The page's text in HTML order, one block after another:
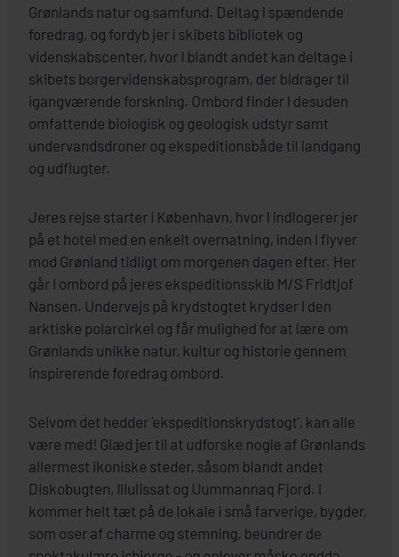
Grønlands natur og samfund. Deltag i spændende
foredrag, og fordyb jer i skibets bibliotek og
videnskabscenter, hvor I blandt andet kan deltage i
skibets borgervidenskabsprogram, der bidrager til
igangværende forskning. Ombord finder I desuden
omfattende biologisk og geologisk udstyr samt
undervandsdroner og ekspeditionsbåde til landgang
og udflugter.
Jeres rejse starter i København, hvor I indlogerer jer
på et hotel med en enkelt overnatning, inden I flyver
mod Grønland tidligt om morgenen dagen efter. Her
går I ombord på jeres ekspeditionsskib M/S Fridtjof
Nansen. Undervejs på krydstogtet krydser I den
arktiske polarcirkel og får mulighed for at lære om
Grønlands unikke natur, kultur og historie gennem
inspirerende foredrag ombord.
Selvom det hedder 'ekspeditionskrydstogt', kan alle
være med! Glæd jer til at udforske nogle af Grønlands
allermest ikoniske steder, såsom blandt andet
Diskobugten, Illulissat og Uummannaq Fjord. I
kommer helt tæt på de lokale i små farverige, bygder,
som oser af charme og stemning, beundrer de